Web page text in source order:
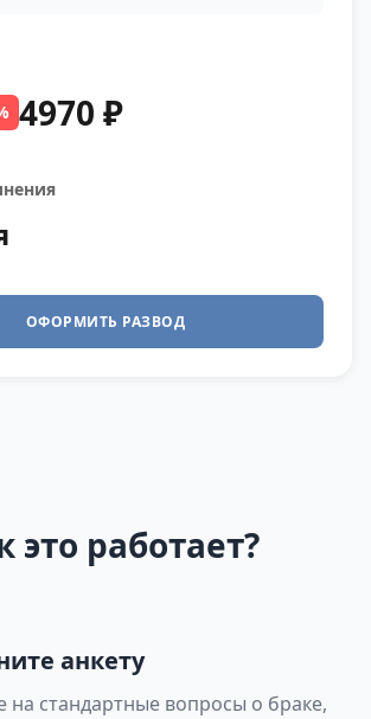
4970 ₽
ОФОРМИТЬ РАЗВОД
это работает?
анкету
на стандартные вопросы о браке,